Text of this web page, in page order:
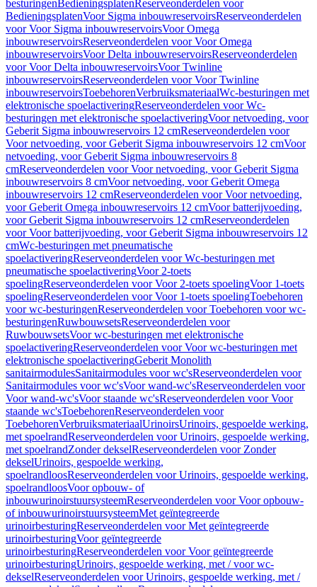
besturingenBedieningsplatenReserveonderdelen voor
BedieningsplatenVoor Sigma inbouwreservoirsReserveonderdelen
voor Voor Sigma inbouwreservoirsVoor Omega
inbouwreservoirsReserveonderdelen voor Voor Omega
inbouwreservoirsVoor Delta inbouwreservoirsReserveonderdelen
voor Voor Delta inbouwreservoirsVoor Twinline
inbouwreservoirsReserveonderdelen voor Voor Twinline
inbouwreservoirsToebehorenVerbruiksmateriaalWc-besturingen met
elektronische spoelactiveringReserveonderdelen voor Wc-
besturingen met elektronische spoelactiveringVoor netvoeding, voor
Geberit Sigma inbouwreservoirs 12 cmReserveonderdelen voor
Voor netvoeding, voor Geberit Sigma inbouwreservoirs 12 cmVoor
netvoeding, voor Geberit Sigma inbouwreservoirs 8
cmReserveonderdelen voor Voor netvoeding, voor Geberit Sigma
inbouwreservoirs 8 cmVoor netvoeding, voor Geberit Omega
inbouwreservoirs 12 cmReserveonderdelen voor Voor netvoeding,
voor Geberit Omega inbouwreservoirs 12 cmVoor batterijvoeding,
voor Geberit Sigma inbouwreservoirs 12 cmReserveonderdelen
voor Voor batterijvoeding, voor Geberit Sigma inbouwreservoirs 12
cmWc-besturingen met pneumatische
spoelactiveringReserveonderdelen voor Wc-besturingen met
pneumatische spoelactiveringVoor 2-toets
spoelingReserveonderdelen voor Voor 2-toets spoelingVoor 1-toets
spoelingReserveonderdelen voor Voor 1-toets spoelingToebehoren
voor wc-besturingenReserveonderdelen voor Toebehoren voor wc-
besturingenRuwbouwsetsReserveonderdelen voor
RuwbouwsetsVoor wc-besturingen met elektronische
spoelactiveringReserveonderdelen voor Voor wc-besturingen met
elektronische spoelactiveringGeberit Monolith
sanitairmodulesSanitairmodules voor wc'sReserveonderdelen voor
Sanitairmodules voor wc'sVoor wand-wc'sReserveonderdelen voor
Voor wand-wc'sVoor staande wc'sReserveonderdelen voor Voor
staande wc'sToebehorenReserveonderdelen voor
ToebehorenVerbruiksmateriaalUrinoirsUrinoirs, gespoelde werking,
met spoelrandReserveonderdelen voor Urinoirs, gespoelde werking,
met spoelrandZonder dekselReserveonderdelen voor Zonder
dekselUrinoirs, gespoelde werking,
spoelrandloosReserveonderdelen voor Urinoirs, gespoelde werking,
spoelrandloosVoor opbouw- of
inbouwurinoirstuursysteemReserveonderdelen voor Voor opbouw-
of inbouwurinoirstuursysteemMet geïntegreerde
urinoirbesturingReserveonderdelen voor Met geïntegreerde
urinoirbesturingVoor geïntegreerde
urinoirbesturingReserveonderdelen voor Voor geïntegreerde
urinoirbesturingUrinoirs, gespoelde werking, met / voor wc-
dekselReserveonderdelen voor Urinoirs, gespoelde werking, met /